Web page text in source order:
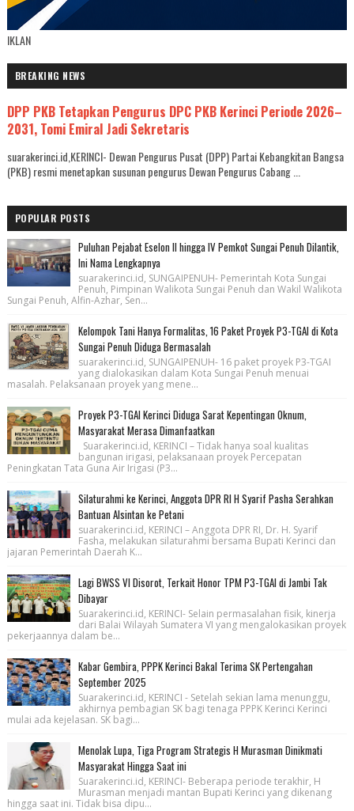
IKLAN
BREAKING NEWS
DPP PKB Tetapkan Pengurus DPC PKB Kerinci Periode 2026–
2031, Tomi Emiral Jadi Sekretaris
suarakerinci.id,KERINCI- Dewan Pengurus Pusat (DPP) Partai Kebangkitan Bangsa
(PKB) resmi menetapkan susunan pengurus Dewan Pengurus Cabang ...
POPULAR POSTS
Puluhan Pejabat Eselon II hingga IV Pemkot Sungai Penuh Dilantik,
Ini Nama Lengkapnya
suarakerinci.id, SUNGAIPENUH- Pemerintah Kota Sungai
Penuh, Pimpinan Walikota Sungai Penuh dan Wakil Walikota
Sungai Penuh, Alfin-Azhar, Sen...
Kelompok Tani Hanya Formalitas, 16 Paket Proyek P3-TGAI di Kota
Sungai Penuh Diduga Bermasalah
suarakerinci.id, SUNGAIPENUH- 16 paket proyek P3-TGAI
yang dialokasikan dalam Kota Sungai Penuh menuai
masalah. Pelaksanaan proyek yang mene...
Proyek P3-TGAI Kerinci Diduga Sarat Kepentingan Oknum,
Masyarakat Merasa Dimanfaatkan
Suarakerinci.id, KERINCI – Tidak hanya soal kualitas
bangunan irigasi, pelaksanaan proyek Percepatan
Peningkatan Tata Guna Air Irigasi (P3...
Silaturahmi ke Kerinci, Anggota DPR RI H Syarif Pasha Serahkan
Bantuan Alsintan ke Petani
suarakerinci.id, KERINCI – Anggota DPR RI, Dr. H. Syarif
Fasha, melakukan silaturahmi bersama Bupati Kerinci dan
jajaran Pemerintah Daerah K...
Lagi BWSS VI Disorot, Terkait Honor TPM P3-TGAI di Jambi Tak
Dibayar
Suarakerinci.id, KERINCI- Selain permasalahan fisik, kinerja
dari Balai Wilayah Sumatera VI yang mengalokasikan proyek
pekerjaannya dalam be...
Kabar Gembira, PPPK Kerinci Bakal Terima SK Pertengahan
September 2025
Suarakerinci.id, KERINCI - Setelah sekian lama menunggu,
akhirnya pembagian SK bagi tenaga PPPK Kerinci Kerinci
mulai ada kejelasan. SK bagi...
Menolak Lupa, Tiga Program Strategis H Murasman Dinikmati
Masyarakat Hingga Saat ini
Suarakerinci.id, KERINCI- Beberapa periode terakhir, H
Murasman menjadi mantan Bupati Kerinci yang dikenang
hingga saat ini. Tidak bisa dipu...